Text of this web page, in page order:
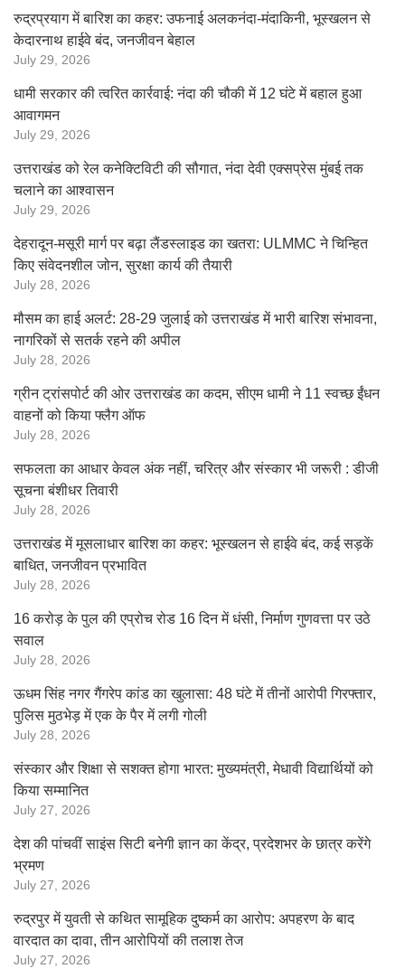
रुद्रप्रयाग में बारिश का कहर: उफनाई अलकनंदा-मंदाकिनी, भूस्खलन से
केदारनाथ हाईवे बंद, जनजीवन बेहाल
July 29, 2026
धामी सरकार की त्वरित कार्रवाई: नंदा की चौकी में 12 घंटे में बहाल हुआ
आवागमन
July 29, 2026
उत्तराखंड को रेल कनेक्टिविटी की सौगात, नंदा देवी एक्सप्रेस मुंबई तक
चलाने का आश्वासन
July 29, 2026
देहरादून-मसूरी मार्ग पर बढ़ा लैंडस्लाइड का खतरा: ULMMC ने चिन्हित
किए संवेदनशील जोन, सुरक्षा कार्य की तैयारी
July 28, 2026
मौसम का हाई अलर्ट: 28-29 जुलाई को उत्तराखंड में भारी बारिश संभावना,
नागरिकों से सतर्क रहने की अपील
July 28, 2026
ग्रीन ट्रांसपोर्ट की ओर उत्तराखंड का कदम, सीएम धामी ने 11 स्वच्छ ईंधन
वाहनों को किया फ्लैग ऑफ
July 28, 2026
सफलता का आधार केवल अंक नहीं, चरित्र और संस्कार भी जरूरी : डीजी
सूचना बंशीधर तिवारी
July 28, 2026
उत्तराखंड में मूसलाधार बारिश का कहर: भूस्खलन से हाईवे बंद, कई सड़कें
बाधित, जनजीवन प्रभावित
July 28, 2026
16 करोड़ के पुल की एप्रोच रोड 16 दिन में धंसी, निर्माण गुणवत्ता पर उठे
सवाल
July 28, 2026
ऊधम सिंह नगर गैंगरेप कांड का खुलासा: 48 घंटे में तीनों आरोपी गिरफ्तार,
पुलिस मुठभेड़ में एक के पैर में लगी गोली
July 28, 2026
संस्कार और शिक्षा से सशक्त होगा भारत: मुख्यमंत्री, मेधावी विद्यार्थियों को
किया सम्मानित
July 27, 2026
देश की पांचवीं साइंस सिटी बनेगी ज्ञान का केंद्र, प्रदेशभर के छात्र करेंगे
भ्रमण
July 27, 2026
रुद्रपुर में युवती से कथित सामूहिक दुष्कर्म का आरोप: अपहरण के बाद
वारदात का दावा, तीन आरोपियों की तलाश तेज
July 27, 2026